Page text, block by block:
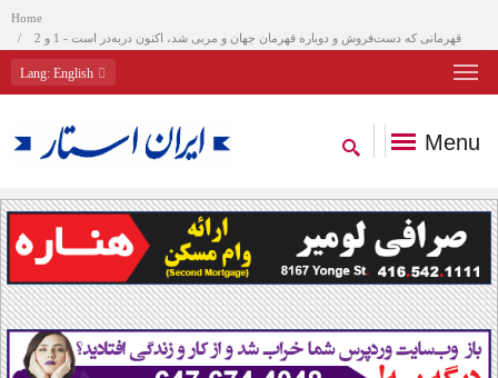
Home
‌ قهرمانی که دست‌فروش و دوباره قهرمان جهان و مربی شد، اکنون دربه‌در است‌ - 1 و 2
Lang: English
Menu